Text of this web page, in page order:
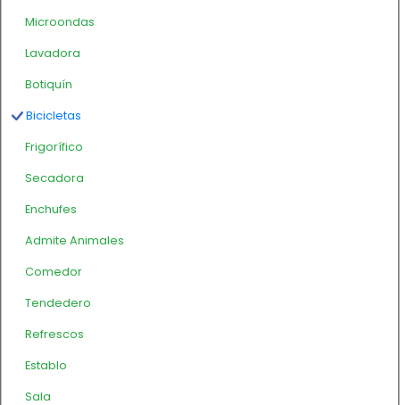
Microondas
Lavadora
Botiquín
Bicicletas
Frigorífico
Secadora
Enchufes
Admite Animales
Comedor
Tendedero
Refrescos
Establo
Sala